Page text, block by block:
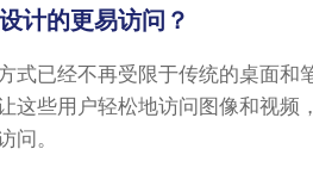
计的更易访问？
式已经不再受限于传统的桌面
这些用户轻松地访问图像和视频
问。